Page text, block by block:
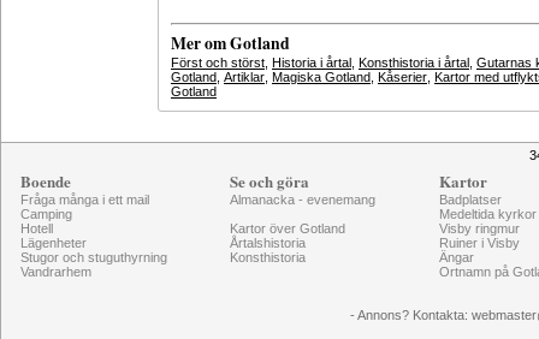
Mer om Gotland
Först och störst Historia i årtal Konsthistoria i årtal Gutarnas
Gotland Artiklar Magiska Gotland Kåserier Kartor med
Gotland
Boende
Fråga många i ett mail
Camping
Hotell
Lägenheter
Stugor och stuguthyrning
Vandrarhem
Se och göra
Almanacka - evenemang
Kartor över Gotland
Årtalshistoria
Konsthistoria
Kartor
Badplatser
Medeltida kyrkor
Visby ringmur
Ruiner i Visby
Ängar
Ortnamn på
- Annons? Kontakta: